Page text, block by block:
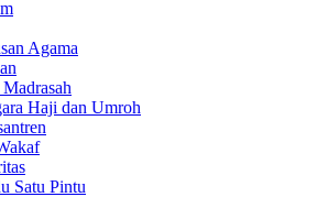
Agama
Haji dan Umroh
Satu Pintu